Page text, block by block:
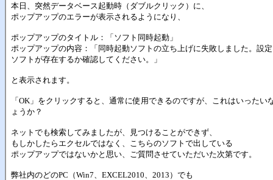
本日、突然データベース起動時（ダブルクリック）に、
ポップアップのエラーが表示されるようになり、
ポップアップのタイトル：「ソフト同時起動」
ポップアップの内容：「同時起動ソフトの立ち上げに失敗しました。設
ソフトが存在するか確認してください。」
と表示されます。
「OK」をクリックすると、通常に使用できるのですが、これはいったい
ょうか？
ネットでも検索してみましたが、見つけることができず、
もしかしたらエクセルではなく、こちらのソフトで出している
ポップアップではないかと思い、ご質問させていただいた次第です。
弊社内のどのPC（Win7、EXCEL2010、2013）でも